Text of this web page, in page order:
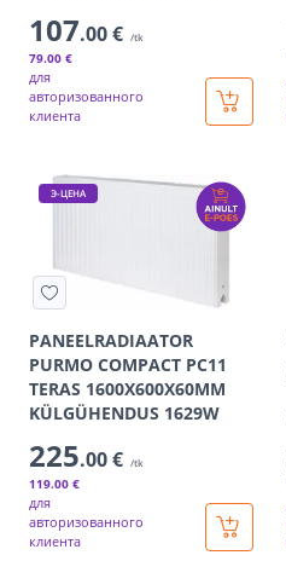
107.00 € /tk
79.00 €
для
авторизованного
клиента
Э-ЦЕНА
PANEELRADIAATOR
PURMO COMPACT PC11
TERAS 1600X600X60MM
KÜLGÜHENDUS 1629W
225.00 € /tk
119.00 €
для
авторизованного
клиента